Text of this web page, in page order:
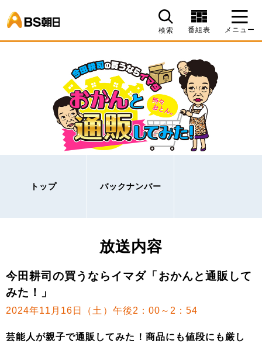
検索 番組表 メニュー
トップ バックナンバー
放送内容
今田耕司の買うならイマダ「おかんと通販して
みた！」
2024年11月16日（土）午後2：00～2：54
芸能人が親子で通販してみた！商品にも値段にも厳し